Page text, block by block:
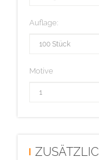
Auflage:
Motive